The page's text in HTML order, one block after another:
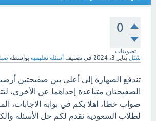
0
تصويتات
سُئل يناير 3، 2024 في تصنيف أسئلة تعليمية بواسطة صبا
تندفع الصهارة إلى أعلى بين صفيحتين
الصفيحتان متباعدة إحداهما عن الأخرى،
صواب خطا، اهلا بكم في بوابة الاجابات،
لطلاب السعودية نقدم لكم حل الأسئلة